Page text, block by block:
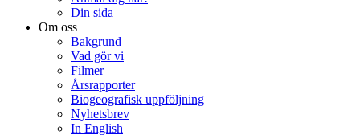
Din sida
Om oss
Bakgrund
Vad gör vi
Filmer
Årsrapporter
Biogeografisk uppföljning
Nyhetsbrev
In English